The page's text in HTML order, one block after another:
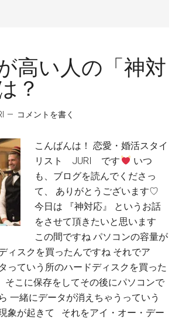
高い人の「神対
？
コメントを書く
こんばんは！ 恋愛・婚活スタイ
リスト JURI です
いつ
も、ブログを読んでくださっ
て、 ありがとうございます♡
今日は 『神対応』 というお話
をさせて頂きたいと思います
この間ですね パソコンの容量が
ィスクを買ったんですね それでア
っていう所のハードディスクを買った
こに保存をしてその後にパソコンで
一緒にデータが消えちゃうっていう
象が起きて それをアイ・オー・デー